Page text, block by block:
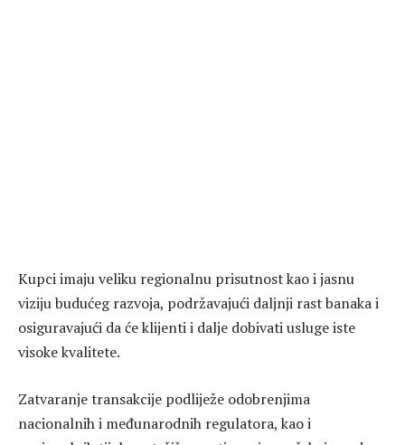
Kupci imaju veliku regionalnu prisutnost kao i jasnu
viziju budućeg razvoja, podržavajući daljnji rast banaka i
osiguravajući da će klijenti i dalje dobivati ​​usluge iste
visoke kvalitete.
Zatvaranje transakcije podliježe odobrenjima
nacionalnih i međunarodnih regulatora, kao i